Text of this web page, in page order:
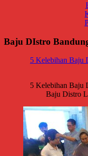
Baju DIstro
5 Kelebihan Baju
5 Kelebihan Baju
Baju Distro